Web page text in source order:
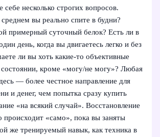
себе несколько строгих вопросов.
вы реально спите в будни?
примерный суточный белок? Есть ли в
день, когда вы двигаетесь легко и без
ли вы хоть какие-то объективные
кроме «могу/не могу»? Любая
— более честное направление для
и денег, чем попытка сразу купить
«на всякий случай». Восстановление
происходит «само», пока вы заняты
же тренируемый навык, как техника в